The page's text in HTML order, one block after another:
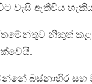
වැසි ඇතිවිය
නිකුත්
බස්නාහිර සහ